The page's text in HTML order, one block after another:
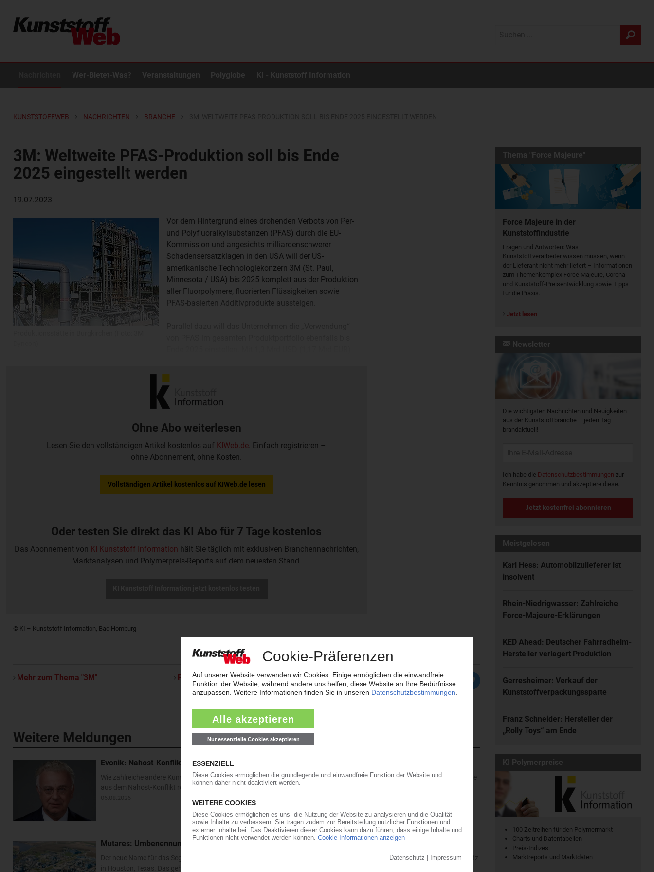
Wer-Bietet-Was? Veranstaltungen Polyglobe KI - Kunststoff Information
KUNSTSTOFFWEB NACHRICHTEN BRANCHE
3M: Weltweite PFAS-Produktion soll bis Ende
2025 eingestellt werden
19.07.2023
Vor dem Hintergrund eines drohenden Verbots von Per-
und Polyfluoralkylsubstanzen (PFAS) durch die EU-
Kommission und angesichts milliardenschwerer
Schadensersatzklagen in den USA will der US-
amerikanische Technologiekonzern 3M (St. Paul,
Minnesota / USA) bis 2025 komplett aus der Produktion
aller Fluorpolymere, fluorierten Flüssigkeiten sowie
PFAS-basierten Additivprodukte aussteigen.
Gesamtumsatz; die EBITDA-Marge des Bereichs lag bei 16 Prozent.
Ohne Abo weiterlesen
Lesen Sie den vollständigen Artikel kostenlos auf KIWeb.de. Einfach registrieren –
ohne Abonnement, ohne Kosten.
Vollständigen Artikel kostenlos auf KIWeb.de lesen
Oder testen Sie direkt das KI Abo für 7 Tage kostenlos
Das Abonnement von KI Kunststoff Information hält Sie täglich mit exklusiven Branchennachrichten,
Marktanalysen und Polymerpreis-Reports auf dem neuesten Stand.
© KI – Kunststoff Information, Bad Homburg
Mehr zum Thema "3M" Per E-Mail weiterleiten
Weitere Meldungen
Evonik: Nahost-Konflikt beschert gute Geschäfte im zweiten Quartal
Wie zahlreiche andere Kunststofferzeuger hat auch Evonik im zweiten Quartal 2026 von den Marktverwerfungen profitiert, die
aus dem Nahost-Konflikt resultierten. Erhöhte Absatzmengen und Verkaufspreise trieben den Umsatz gegenüber dem...
Mutares: Umbenennung des Sabic-Zukaufs in Nexpoint
Der neue Name für das Segment „Engineering Thermoplastic Polymers“ von Sabic wird voraussichtlich Nexpoint sein – mit Sitz
in Houston, Texas. Das geht aus Dokumenten des US-Patent- und Markenamts USPTO hervor, wonach die...
Thema "Force Majeure"
Force Majeure in der
Kunststoffindustrie
Fragen und Antworten: Was
Kunst­stoff­verarbeiter wissen müssen, wenn
der Lieferant nicht mehr liefert – Informationen
zum Themenkomplex Force Majeure, Corona
und Kunststoff-Preisentwicklung sowie Tipps
für die Praxis.
Jetzt lesen
Newsletter
Die wichtigsten Nachrichten und Neuigkeiten
aus der Kunststoffbranche – jeden Tag
brandaktuell!
Ich habe die Datenschutzbestimmungen zur
Kenntnis genommen und akzeptiere diese.
Jetzt kostenfrei abonnieren
Meistgelesen
Karl Hess: Automobilzulieferer ist
insolvent
Rhein-Niedrigwasser: Zahlreiche
Force-Majeure-Erklärungen
KED Ahead: Deutscher Fahrradhelm-
Hersteller verlagert Produktion
Gerresheimer: Verkauf der
Kunststoffverpackungssparte
Franz Schneider: Hersteller der
„Rolly Toys“ am Ende
KI Polymerpreise
100 Zeitreihen für den Polymermarkt
Charts und Datentabellen
Preis-Indizes
Marktreports und Marktdaten